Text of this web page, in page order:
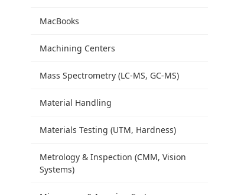
MacBooks
Machining Centers
Mass Spectrometry (LC-MS, GC-MS)
Material Handling
Materials Testing (UTM, Hardness)
Metrology & Inspection (CMM, Vision
Systems)